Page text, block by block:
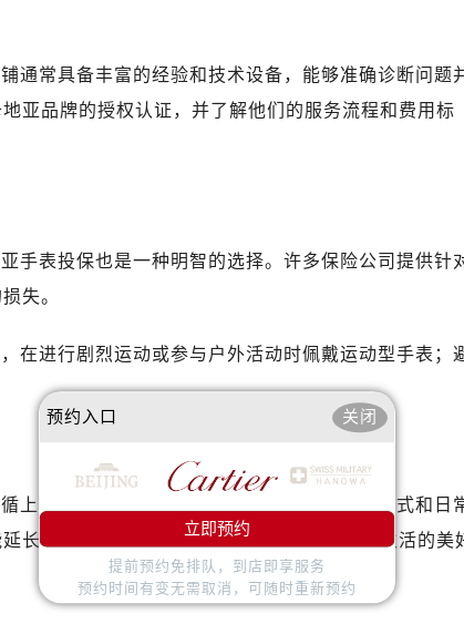
通常具备丰富的经验和技术设备，能够准确诊断问题
亚品牌的授权认证，并了解他们的服务流程和费用标
手表投保也是一种明智的选择。许多保险公司提供针
失。
在进行剧烈运动或参与户外活动时佩戴运动型手表；
上述建议寻求专业的帮助。通过正确的处理方式和日
长您爱表的生命，并继续见证时间的流转与生活的美
预约入口 关闭
立即预约
提前预约免排队，到店即享服务
预约时间有变无需取消，可随时重新预约